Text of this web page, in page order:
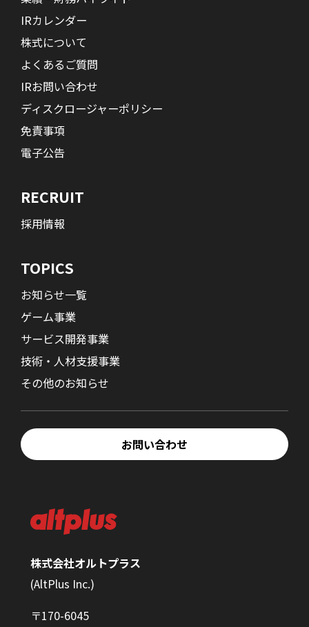
株式会社オルトプラス
(AltPlus Inc.)
〒170-6045
IRカレンダー
株式について
よくあるご質問
IRお問い合わせ
ディスクロージャーポリシー
免責事項
電子公告
RECRUIT
採用情報
TOPICS
お知らせ一覧
ゲーム事業
サービス開発事業
技術・人材支援事業
その他のお知らせ
お問い合わせ